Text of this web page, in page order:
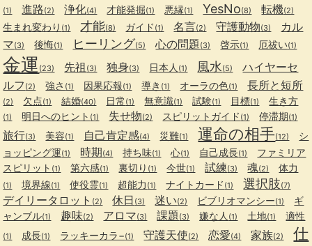
(1) 進路(2) 浄化(4) 才能発掘(1) 悪縁(1) YesNo(8) 転機(2)
生まれ変わり (1) 才能(8) ガイド (1) 名言(2) 守護動物(3)
カル
マ(3) 後悔(1) ヒーリング(5) 心の問題 (3) 啓示(1) 厄祓い(1)
金運 (23) 先祖 (3) 独身(3) 日本人 (1) 風水(5)
ハイヤーセ
ルフ (2) 強さ (1) 因果応報(1) 導き (1) オーラの色(1) 長所と短所
(2) 欠点(1) 結婚(40) 日常 (1) 無意識(1) 試験(1) 目標(1) 生き方
(1) 明日へのヒント (1) 失せ物(2) スピリットガイド (1) 停滞期(1)
旅行(3) 美容(1) 自己肯定感(4) 災難(1) 運命の相手(12)
シ
ョッピング運(1) 時期(4) 持ち味(1) 心(1) 自己成長(1)
ファミリア
スピリット (1) 第六感(1) 裏切り (1) 今世(1) 試練(3) 魂(2) 体力
(1) 境界線(1) 使役霊(1) 超能力 (1) ナイトカード (1) 選択肢(7)
デイリータロット (2) 休日 (3) 迷い(2) ビブリオマンシー(1)
ギ
ャンブル(1) 趣味(2) アロマ(3) 課題 (3) 嫌な人 (1) 土地(1) 適性
(1) 成長(1) ラッキーカラ−(1) 守護天使(2) 恋愛(4) 家族(2)
仕